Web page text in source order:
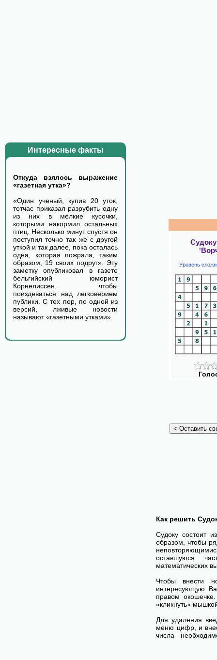
Интересные факты
Откуда взялось выражение
«газетная утка»?
«Один ученый, купив 20 уток,
тотчас приказал разрубить одну
из них в мелкие кусочки,
которыми накормил остальных
птиц. Несколько минут спустя он
поступил точно так же с другой
уткой и так далее, пока осталась
одна, которая пожрала, таким
образом, 19 своих подруг». Эту
заметку опубликовал в газете
бельгийский юморист
Корнелиссен, чтобы
поиздеваться над легковерием
публики. С тех пор, по одной из
версий, лживые новости
называют «газетными утками».
Уровень
Как решить
Судоку состоит
образом, чтобы
оставшуюся
математических
Чтобы внести
интересующую
правом
«кликнуть»
Для удаления
меню цифр, и
числа -